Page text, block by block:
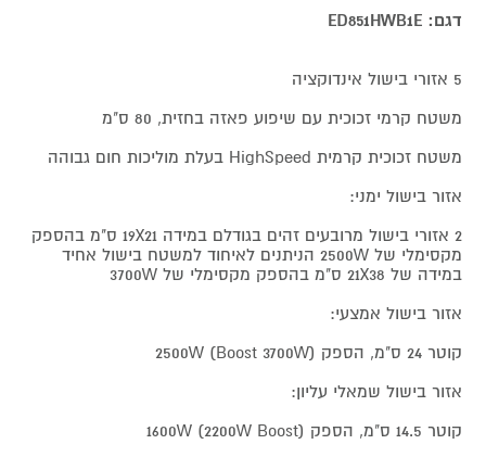
דגם: ED851HWB1E
5 אזורי בישול אינדוקציה
משטח קרמי זכוכית עם שיפוע פאזה בחזית, 80 ס"מ
משטח זכוכית קרמית HighSpeed בעלת מוליכות חום גבוהה
אזור בישול ימני:
2 אזורי בישול מרובעים זהים בגודלם במידה 19X21 ס"מ בהספק
מקסימלי של 2500W הניתנים לאיחוד למשטח בישול אחיד
במידה של 21X38 ס"מ בהספק מקסימלי של 3700W
אזור בישול אמצעי:
קוטר 24 ס"מ, הספק 2500W (Boost 3700W)
אזור בישול שמאלי עליון:
קוטר 14.5 ס"מ, הספק 1600W (2200W Boost)